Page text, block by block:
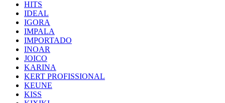
HITS
IDEAL
IGORA
IMPALA
IMPORTADO
INOAR
JOICO
KARINA
KERT PROFISSIONAL
KEUNE
KISS